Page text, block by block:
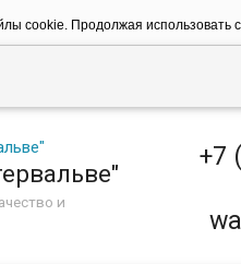
cookie. Продолжая использовать
и
+7